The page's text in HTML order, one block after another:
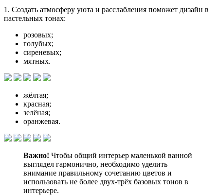
1. Создать атмосферу уюта и расслабления поможет дизайн в
пастельных тонах:
розовых;
голубых;
сиреневых;
мятных.
жёлтая;
красная;
зелёная;
оранжевая.
Важно! Чтобы общий интерьер маленькой ванной
выглядел гармонично, необходимо уделить
внимание правильному сочетанию цветов и
использовать не более двух-трёх базовых тонов в
интерьере.